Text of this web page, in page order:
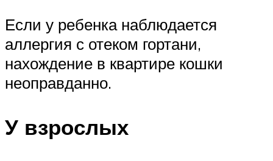
Если у ребенка наблюдается
аллергия с отеком гортани,
нахождение в квартире кошки
неоправданно.
У взрослых